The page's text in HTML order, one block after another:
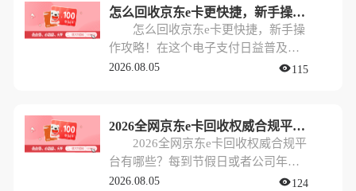
礼物，甚至是各种促销活动的“赠
品”。然而，需求千差万别，手里的卡
如果躺在抽屉里“吃灰”，那其实就是
在不断贬值。最近，很多朋友都在
怎么回收京东e卡更快捷，新手操作攻略！
怎么回收京东e卡更快捷，新手操
作攻略！在这个电子支付日益普及的
时代，京东e卡作为一种常见的礼品卡
友赠送的礼物，手里捏着一张京东e卡
本该是件开心的事。但现实中，很多
人往往因为“暂时不需要买东西”、“忘
记了使用”或者“想换点现金周转”，让
2026.08.05 115
2026全网京东e卡回收权威合规平台有哪些？
2026全网京东e卡回收权威合规平
台有哪些？每到节假日或者公司年底
福利发放的时候，不少朋友都会收到
2026.08.05 124